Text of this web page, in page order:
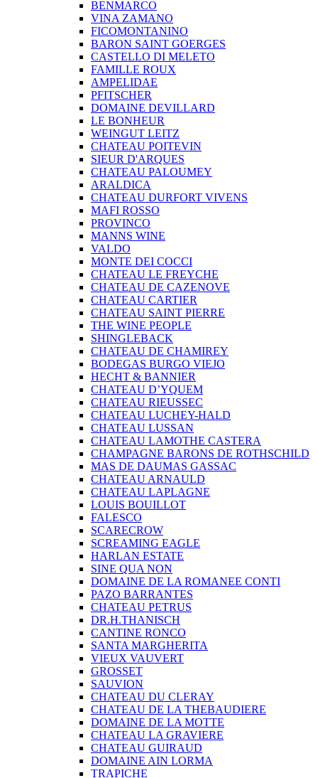
BENMARCO
VINA ZAMANO
FICOMONTANINO
BARON SAINT GOERGES
CASTELLO DI MELETO
FAMILLE ROUX
AMPELIDAE
PFITSCHER
DOMAINE DEVILLARD
LE BONHEUR
WEINGUT LEITZ
CHATEAU POITEVIN
SIEUR D'ARQUES
CHATEAU PALOUMEY
ARALDICA
CHATEAU DURFORT VIVENS
MAFI ROSSO
PROVINCO
MANNS WINE
VALDO
MONTE DEI COCCI
CHATEAU LE FREYCHE
CHATEAU DE CAZENOVE
CHATEAU CARTIER
CHATEAU SAINT PIERRE
THE WINE PEOPLE
SHINGLEBACK
CHATEAU DE CHAMIREY
BODEGAS BURGO VIEJO
HECHT & BANNIER
CHATEAU D’YQUEM
CHATEAU RIEUSSEC
CHATEAU LUCHEY-HALD
CHATEAU LUSSAN
CHATEAU LAMOTHE CASTERA
CHAMPAGNE BARONS DE ROTHSCHILD
MAS DE DAUMAS GASSAC
CHATEAU ARNAULD
CHATEAU LAPLAGNE
LOUIS BOUILLOT
FALESCO
SCARECROW
SCREAMING EAGLE
HARLAN ESTATE
SINE QUA NON
DOMAINE DE LA ROMANEE CONTI
PAZO BARRANTES
CHATEAU PETRUS
DR.H.THANISCH
CANTINE RONCO
SANTA MARGHERITA
VIEUX VAUVERT
GROSSET
SAUVION
CHATEAU DU CLERAY
CHATEAU DE LA THEBAUDIERE
DOMAINE DE LA MOTTE
CHATEAU LA GRAVIERE
CHATEAU GUIRAUD
DOMAINE AIN LORMA
TRAPICHE